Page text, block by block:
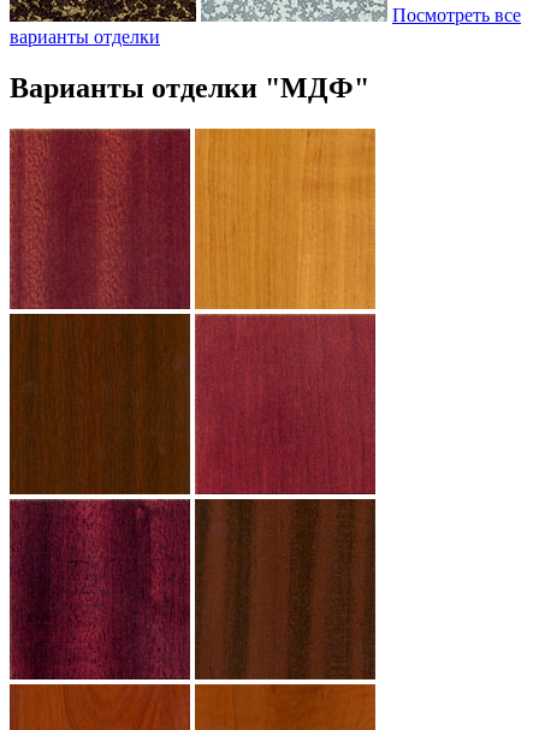
Посмотреть все
варианты отделки
Варианты отделки "МДФ"